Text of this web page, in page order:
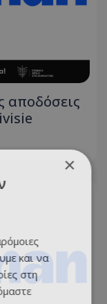
αποδόσεις
×
και να
στη